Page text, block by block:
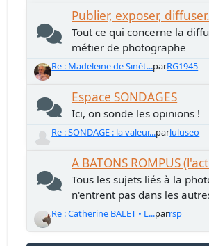
Publier, exposer,
Tout ce qui concerne la
métier de photographe
Re : Madeleine de Sinét...parRG1945
Espace SONDAGES
Ici, on sonde les opinions !
Re : SONDAGE : la valeur...parluluseo
A BATONS ROMPUS
Tous les sujets liés à la
n'entrent pas dans les
Re : Catherine BALET • L...parrsp